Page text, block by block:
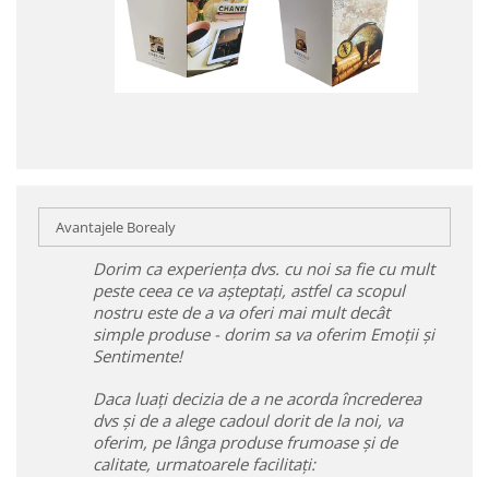
Avantajele Borealy
Dorim ca experiența dvs. cu noi sa fie cu mult
peste ceea ce va așteptați, astfel ca scopul
nostru este de a va oferi mai mult decât
simple produse - dorim sa va oferim Emoții și
Sentimente!
Daca luați decizia de a ne acorda încrederea
dvs și de a alege cadoul dorit de la noi, va
oferim, pe lânga produse frumoase și de
calitate, urmatoarele facilitați: